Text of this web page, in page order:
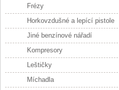
Frézy
Horkovzdušné a lepící pistole
Jiné benzínové nářadí
Kompresory
Leštičky
Míchadla